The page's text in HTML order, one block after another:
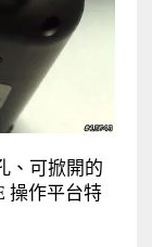
、可掀開的
操作平台特